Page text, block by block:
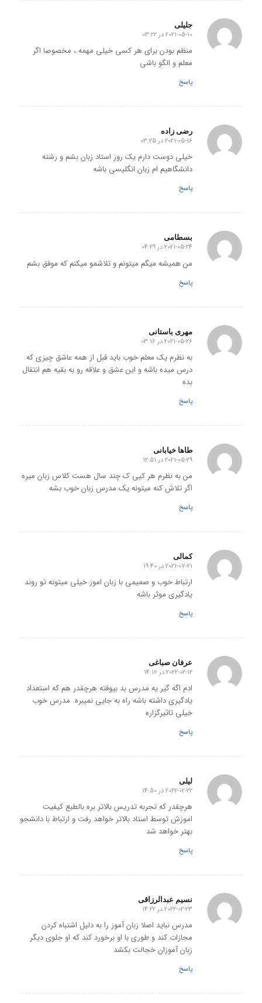
جلیلی
گفته:
2021-05-10 در 03:22
منظم بودن برای هر کسی خیلی مهمه ، مخصوصا اگر
معلم و الگو باشی
پاسخ
رضی زاده
گفته:
2021-05-16 در 03:25
خیلی دوست دارم یک روز استاد زبان بشم و رشته
دانشگاهیم ام زبان انگلیسی باشه
پاسخ
بسطامی
گفته:
2021-05-24 در 04:29
من همیشه میگم میتونم و تلاشمو میکنم که موفق بشم
پاسخ
مهری باستانی
گفته:
2021-05-26 در 03:16
به نظرم یک معلم خوب باید قبل از همه عاشق چیزی که
درس میده باشه و این عشق و علاقه رو به بقیه هم انتقال
بده
پاسخ
طاها خیابانی
گفته:
2021-05-29 در 12:51
من به نظرم هر کیی ک چند سال هست کلاس زبان میره
اگر تلاش کنه میتونه یک مدرس زبان خوب بشه
پاسخ
کمالی
گفته:
2021-07-21 در 19:40
ارتباط خوب و صمیمی با زبان اموز خیلی میتونه تو روند
یادگیری موثر باشه
پاسخ
عرفان صباغی
گفته:
2022-02-12 در 14:16
ادم اگه گیر یه مدرس بد بیوفته هرچقدر هم که استعداد
یادگیری داشته باشه راه به جایی نمیبره. مدرس خوب
خیلی تاثیرگزاره
پاسخ
لیلی
گفته:
2022-02-22 در 14:50
هرچقدر که تجربه تدریس بالاتر بره بالطبع کیفیت
اموزش توسط استاد بالاتر خواهد رفت و ارتباط با دانشجو
بهتر خواهد شد
پاسخ
نسیم عبدالرزاقی
گفته:
2022-02-23 در 14:22
مدرس نباید اصلا زبان آموز را به دلیل اشتباه کردن
مجازات کند و طوری با او برخورد کند که او جلوی دیگر
زبان آموزان خجالت بکشد
پاسخ